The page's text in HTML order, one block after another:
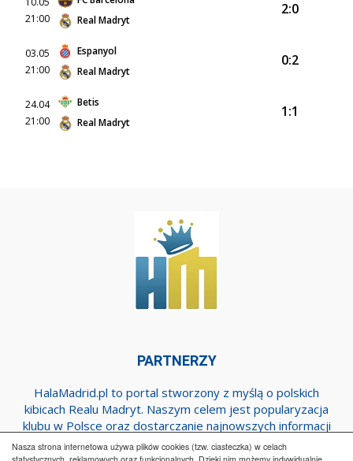
Nasza strona internetowa używa plików cookies (tzw. ciasteczka) w celach
21:00
Real Madryt
2:0
03.05
21:00
Espanyol
Real Madryt
0:2
24.04
21:00
Betis
Real Madryt
1:1
PARTNERZY
HalaMadrid.pl to portal stworzony z myślą o polskich
kibicach Realu Madryt. Naszym celem jest popularyzacja
klubu w Polsce oraz dostarczanie najnowszych informacji
dotyczących zespołu z Estadio Santiago Bernabeu.